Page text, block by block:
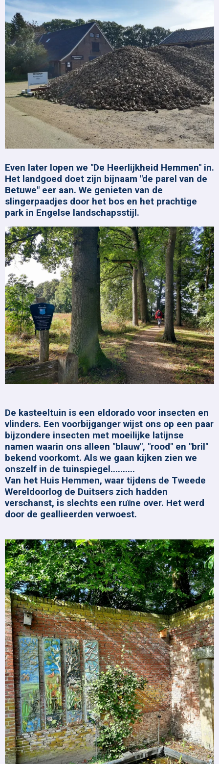
Even later lopen we "De Heerlijkheid Hemmen" in.
Het landgoed doet zijn bijnaam "de parel van de
Betuwe" eer aan. We genieten van de
slingerpaadjes door het bos en het prachtige
park in Engelse landschapsstijl.
De kasteeltuin is een eldorado voor insecten en
vlinders. Een voorbijganger wijst ons op een paar
bijzondere insecten met moeilijke latijnse
namen waarin ons alleen "blauw", "rood" en "bril"
bekend voorkomt. Als we gaan kijken zien we
onszelf in de tuinspiegel..........
Van het Huis Hemmen, waar tijdens de Tweede
Wereldoorlog de Duitsers zich hadden
verschanst, is slechts een ruïne over. Het werd
door de geallieerden verwoest.